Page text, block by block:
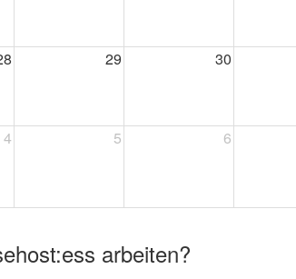
29 30
4 5 6
arbeiten?